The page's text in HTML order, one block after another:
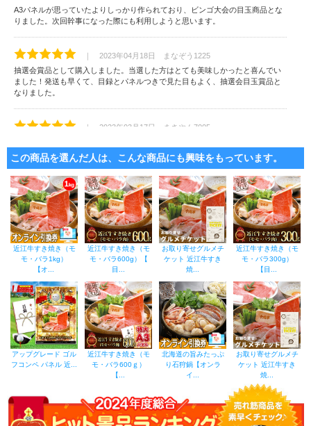
A3パネルが思っていたよりしっかり作られており、ビンゴ大会の目玉商品とな
りました。次回幹事になった際にも利用しようと思います。
｜ 2023年04月18日 まなぞう1225
抽選会賞品として購入しました。当選した方はとても美味しかったと喜んでい
ました！発送も早くて、目録とパネルつきで見た目もよく、抽選会目玉賞品と
なりました。
｜ 2023年03月17日 まさやん7005
目録なので保管がしやすく、便利です。
この商品を選んだ人は、こんな商品にも興味をもっています。
近江牛すき焼き（モ
モ・バラ1kg）
【オ...
近江牛すき焼き（モ
モ・バラ600g）【
目...
お取り寄せグルメチ
ケット 近江牛すき
焼...
近江牛すき焼き（モ
モ・バラ300g）
【目...
アップグレード ゴル
フコンペ パネル 近...
近江牛すき焼き（モ
モ・バラ600ｇ）
【...
北海道の旨みたっぷ
り石狩鍋【オンラ
イ...
お取り寄せグルメチ
ケット 近江牛すき
焼...